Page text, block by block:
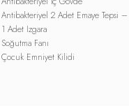
Antibakteriyel 2 Adet Emaye Tepsi –
1 Adet Izgara
Soğutma Fanı
Çocuk Emniyet Kilidi